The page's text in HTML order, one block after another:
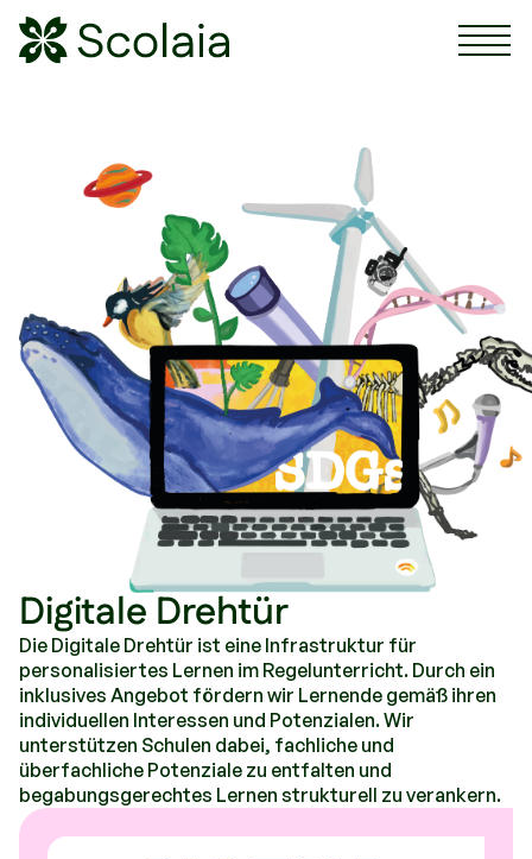
Scolaia Logo - Visit Homepage
Digitale Drehtür
Die Digitale Drehtür ist eine Infrastruktur für
personalisiertes Lernen im Regelunterricht. Durch ein
inklusives Angebot fördern wir Lernende gemäß ihren
individuellen Interessen und Potenzialen. Wir
unterstützen Schulen dabei, fachliche und
überfachliche Potenziale zu entfalten und
begabungsgerechtes Lernen strukturell zu verankern.